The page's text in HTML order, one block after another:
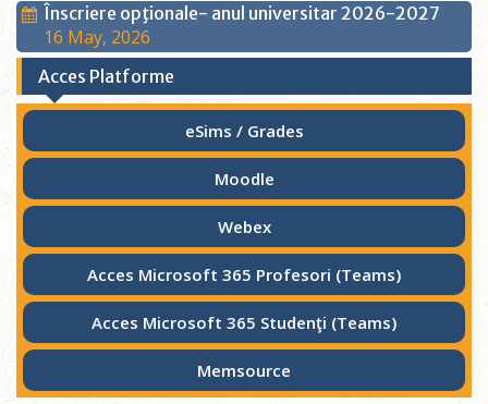
Înscriere opţionale- anul universitar 2026-2027
16 May, 2026
Acces Platforme
eSims / Grades
Moodle
Webex
Acces Microsoft 365 Profesori (Teams)
Acces Microsoft 365 Studenţi (Teams)
Memsource